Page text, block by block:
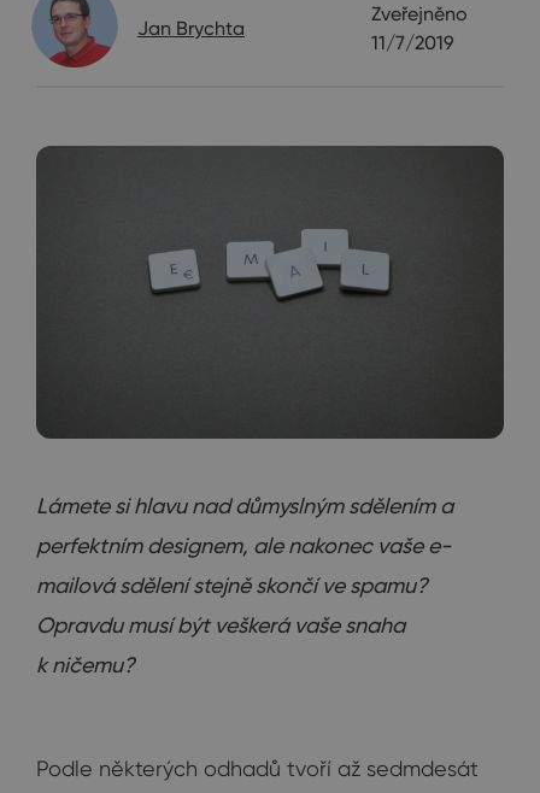
Jan Brychta
Zveřejněno
11/7/2019
Lámete si hlavu nad důmyslným sdělením a
perfektním designem, ale nakonec vaše e-
mailová sdělení stejně skončí ve spamu?
Opravdu musí být veškerá vaše snaha
k ničemu?
Podle některých odhadů tvoří až sedmdesát